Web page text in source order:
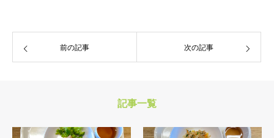
前の記事 次の記事
記事一覧